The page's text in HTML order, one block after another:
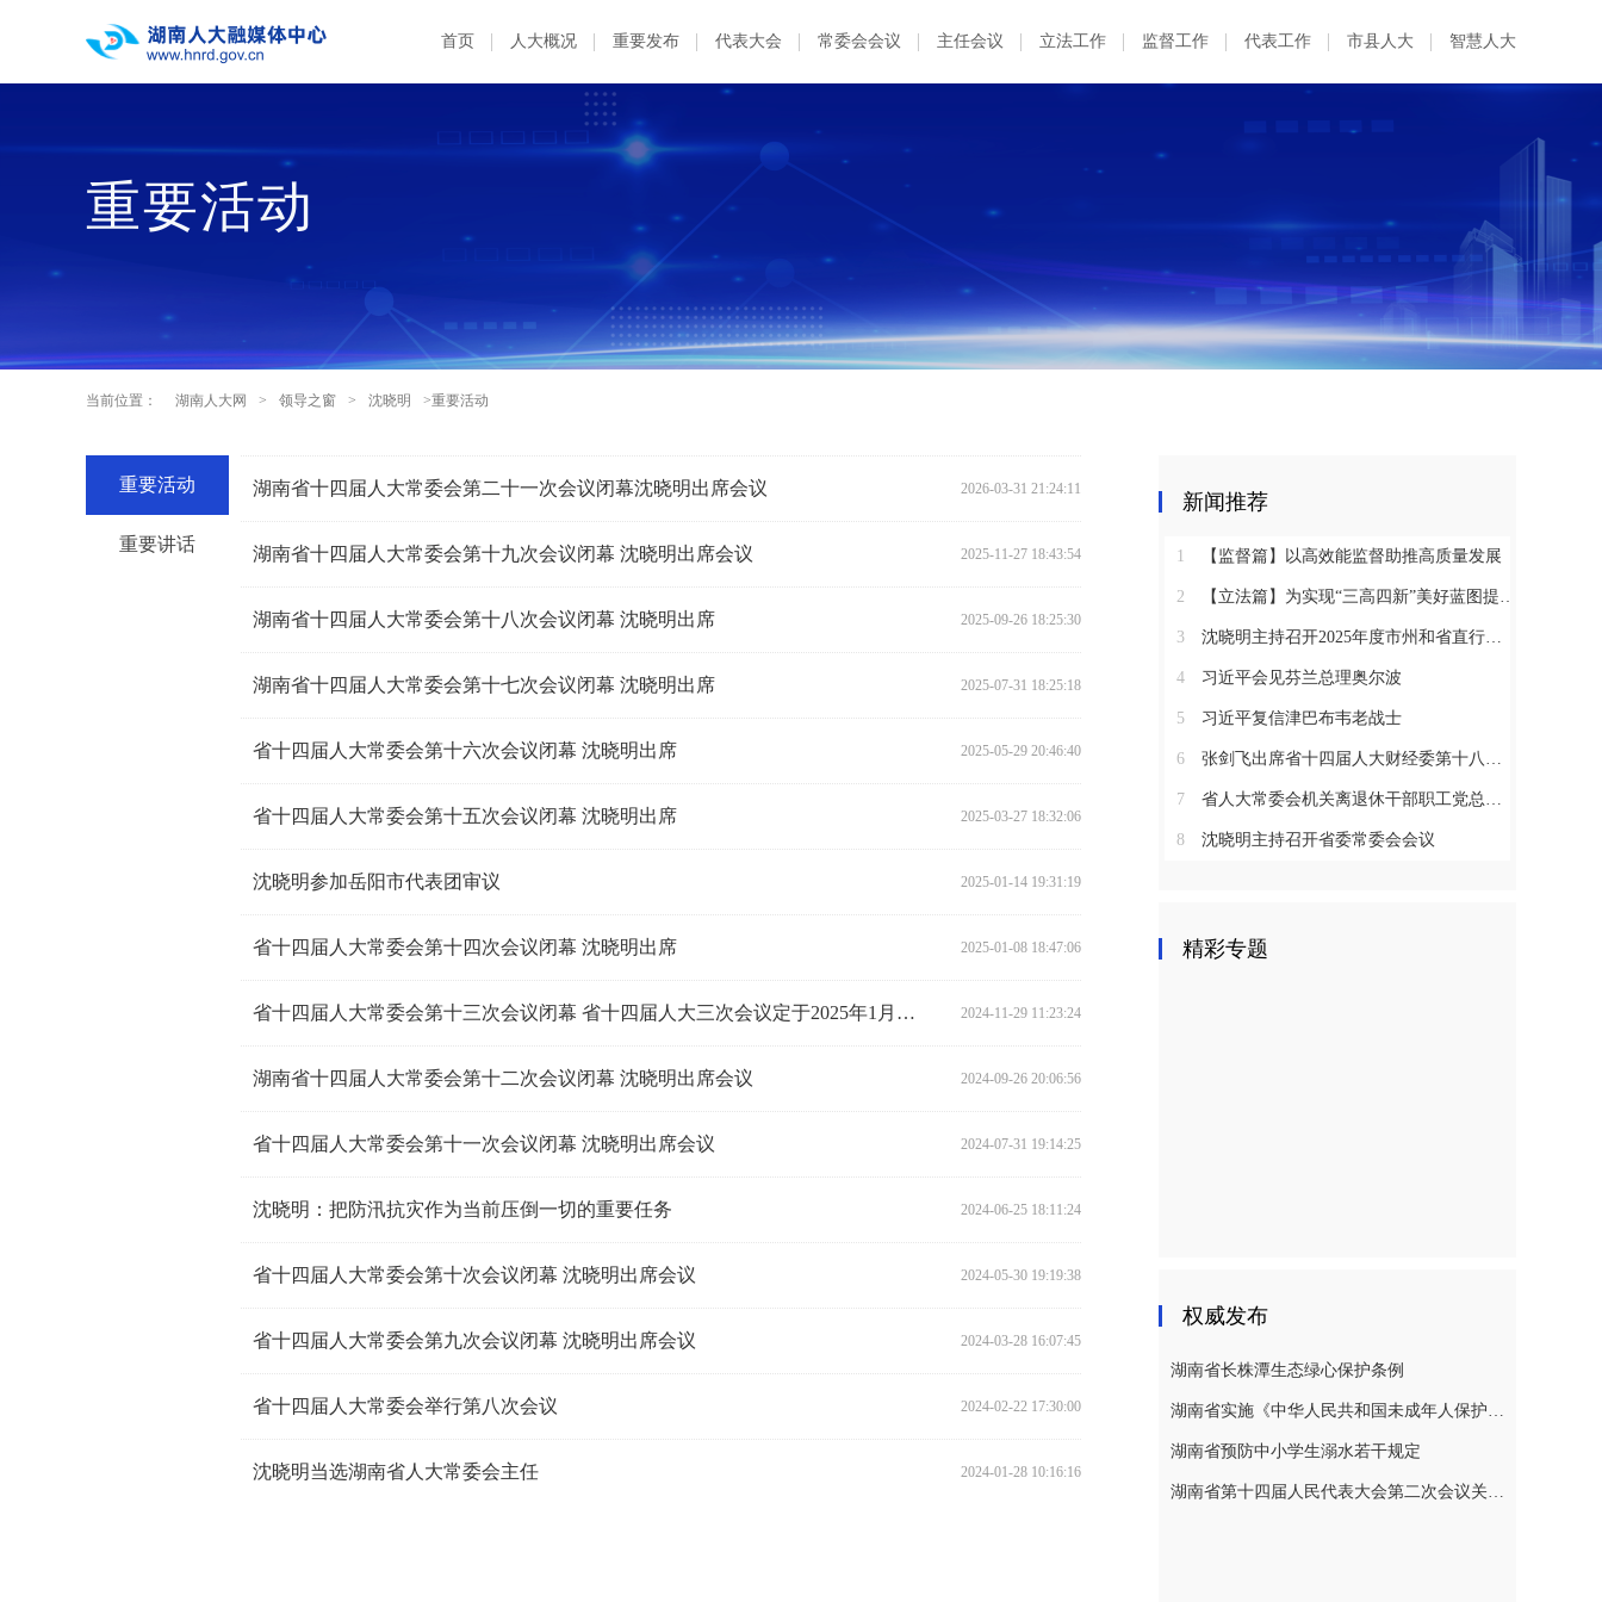
首页 人大概况 重要发布 代表大会 常委会会议 主任会议 立法工作 监督工作 代表工作 市县人大 智慧人大
重要活动
当前位置： 湖南人大网 > 领导之窗 > 沈晓明 >重要活动
重要活动
重要讲话
湖南省十四届人大常委会第二十一次会议闭幕沈晓明出席会议 2026-03-31 21:24:11
湖南省十四届人大常委会第十九次会议闭幕 沈晓明出席会议 2025-11-27 18:43:54
湖南省十四届人大常委会第十八次会议闭幕 沈晓明出席 2025-09-26 18:25:30
湖南省十四届人大常委会第十七次会议闭幕 沈晓明出席 2025-07-31 18:25:18
省十四届人大常委会第十六次会议闭幕 沈晓明出席 2025-05-29 20:46:40
省十四届人大常委会第十五次会议闭幕 沈晓明出席 2025-03-27 18:32:06
沈晓明参加岳阳市代表团审议 2025-01-14 19:31:19
省十四届人大常委会第十四次会议闭幕 沈晓明出席 2025-01-08 18:47:06
省十四届人大常委会第十三次会议闭幕 省十四届人大三次会议定于2025年1月中旬召开 2024-11-29 11:23:24
湖南省十四届人大常委会第十二次会议闭幕 沈晓明出席会议 2024-09-26 20:06:56
省十四届人大常委会第十一次会议闭幕 沈晓明出席会议 2024-07-31 19:14:25
沈晓明：把防汛抗灾作为当前压倒一切的重要任务 2024-06-25 18:11:24
省十四届人大常委会第十次会议闭幕 沈晓明出席会议 2024-05-30 19:19:38
省十四届人大常委会第九次会议闭幕 沈晓明出席会议 2024-03-28 16:07:45
省十四届人大常委会举行第八次会议 2024-02-22 17:30:00
沈晓明当选湖南省人大常委会主任 2024-01-28 10:16:16
新闻推荐
1 【监督篇】以高效能监督助推高质量发展
2 【立法篇】为实现“三高四新”美好蓝图提供坚实法治保障
3 沈晓明主持召开2025年度市州和省直行业系统党（工）委书记抓基层党建工作述职评议会议
4 习近平会见芬兰总理奥尔波
5 习近平复信津巴布韦老战士
6 张剑飞出席省十四届人大财经委第十八次全体会议
7 省人大常委会机关离退休干部职工党总支召开2025年度总结表彰大会
8 沈晓明主持召开省委常委会会议
精彩专题
权威发布
湖南省长株潭生态绿心保护条例
湖南省实施《中华人民共和国未成年人保护法》若干规定
湖南省预防中小学生溺水若干规定
湖南省第十四届人民代表大会第二次会议关于湖南省人民代表大会常务委员会工作报告的决议